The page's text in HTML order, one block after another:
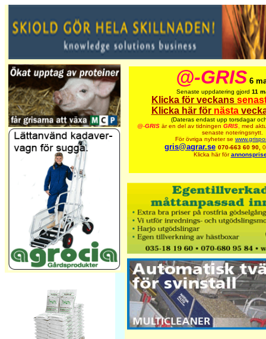
@-GRIS 6
Senaste uppdatering gjord 11
Klicka för veckans
Klicka här för nästa
(Dateras endast upp torsdagar
@-GRIS är en del av tidningen GRIS, med
senaste noteringsnytt.
För övriga nyheter se
gris@agrar.se 070-663 60 90,
Klicka här för